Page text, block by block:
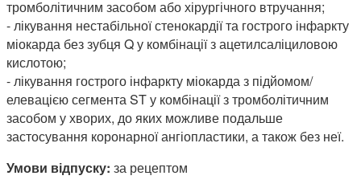
тромболітичним засобом або хірургічного втручання;
- лікування нестабільної стенокардії та гострого інфаркту
міокарда без зубця Q у комбінації з ацетилсаліциловою
кислотою;
- лікування гострого інфаркту міокарда з підйомом/
елевацією сегмента ST у комбінації з тромболітичним
засобом у хворих, до яких можливе подальше
застосування коронарної ангіопластики, а також без неї.
Умови відпуску: за рецептом